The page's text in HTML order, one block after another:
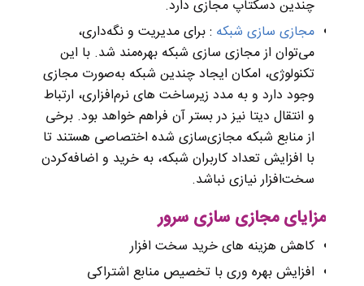
چندین دسکتاپ مجازی دارد.
مجازی سازی شبکه : برای مدیریت و نگه‌داری،
می‌توان از مجازی سازی شبکه بهره‌مند شد. با این
تکنولوژی، امکان ایجاد چندین شبکه به‌صورت مجازی
وجود دارد و به‌ مدد زیرساخت‌ های نرم‌افزاری، ارتباط
و انتقال دیتا نیز در بستر آن فراهم خواهد بود. برخی
از منابع شبکه مجازی‌سازی‌ شده اختصاصی هستند تا
با افزایش تعداد کاربران شبکه، به خرید و اضافه‌کردن
سخت‌افزار نیازی نباشد.
مزایای مجازی سازی سرور
کاهش هزینه های خرید سخت افزار
افزایش بهره وری با تخصیص منابع اشتراکی